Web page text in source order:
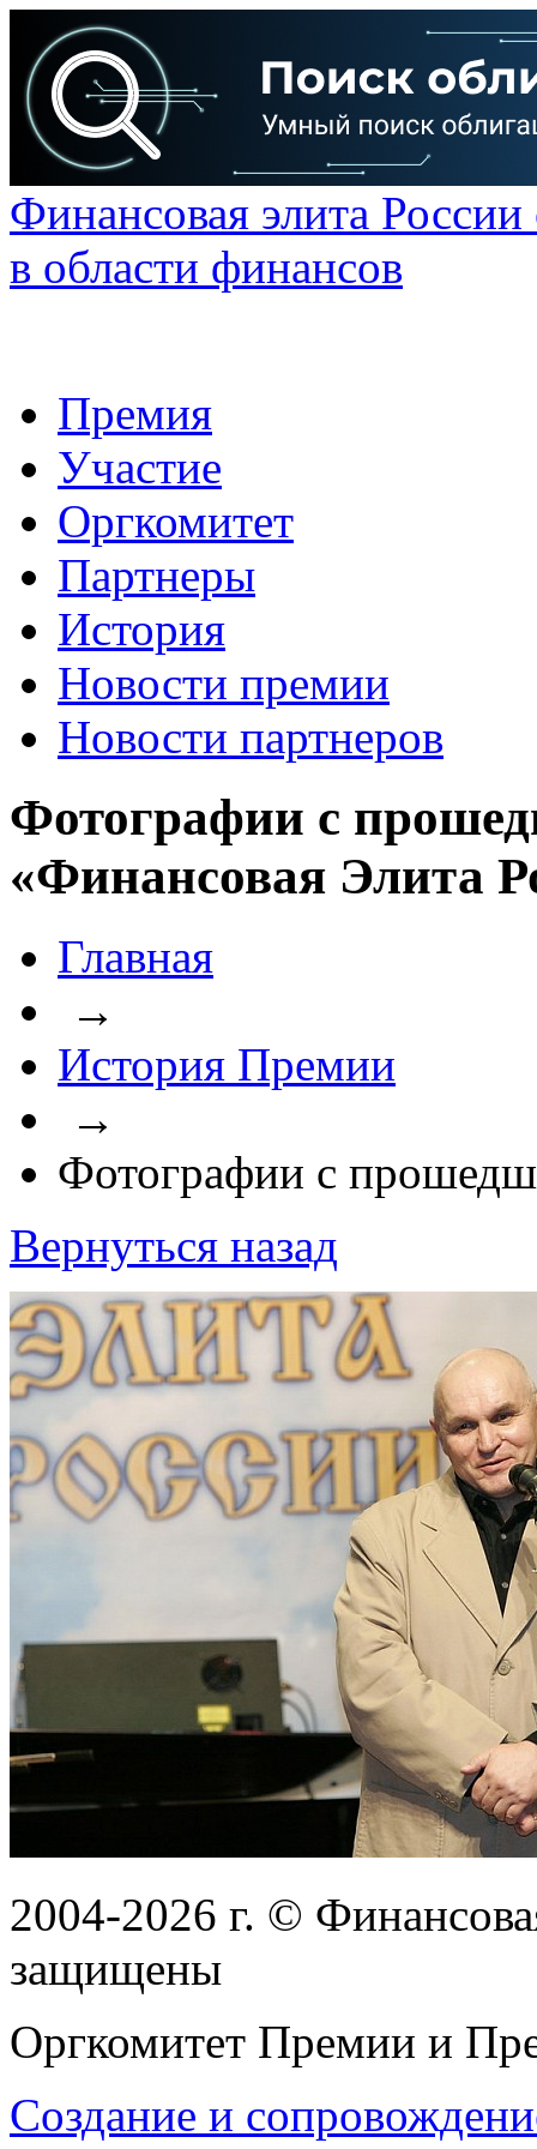
Финансовая элита
в области финансов
Премия
Участие
Оргкомитет
Партнеры
История
Новости премии
Новости партнеров
Фотографии с
«Финансовая Элита
Главная
→
История Премии
→
Фотографии с
Вернуться назад
2004-2026 г. ©
защищены
Оргкомитет Премии и
Создание и